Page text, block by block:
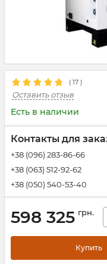
( 17 )
Оставить отзыв
Есть в наличии
Контакты для
+38 (096) 283-86-66
+38 (063) 512-92-62
+38 (050) 540-53-40
598 325 грн.
Купить